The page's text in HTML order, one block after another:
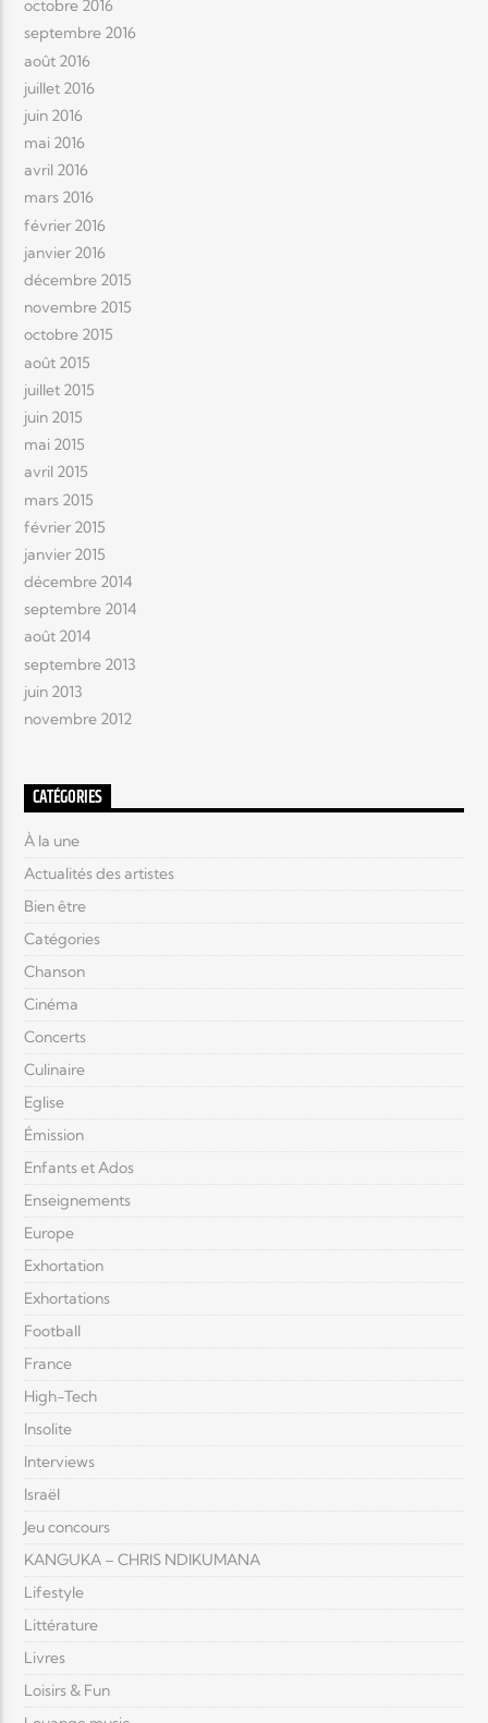
octobre 2016
septembre 2016
août 2016
juillet 2016
juin 2016
mai 2016
avril 2016
mars 2016
février 2016
janvier 2016
décembre 2015
novembre 2015
octobre 2015
août 2015
juillet 2015
juin 2015
mai 2015
avril 2015
mars 2015
février 2015
janvier 2015
décembre 2014
septembre 2014
août 2014
septembre 2013
juin 2013
novembre 2012
CATÉGORIES
À la une
Actualités des artistes
Bien être
Catégories
Chanson
Cinéma
Concerts
Culinaire
Eglise
Émission
Enfants et Ados
Enseignements
Europe
Exhortation
Exhortations
Football
France
High-Tech
Insolite
Interviews
Israël
Jeu concours
KANGUKA – CHRIS NDIKUMANA
Lifestyle
Littérature
Livres
Loisirs & Fun